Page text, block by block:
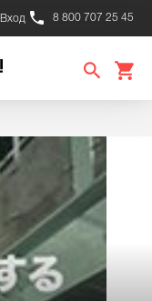
8 800 707 25 45
Вход